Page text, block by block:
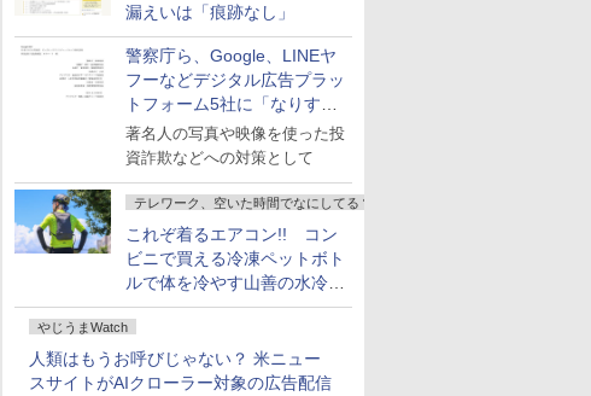
漏えいは「痕跡なし」
警察庁ら、Google、LINEヤ
フーなどデジタル広告プラッ
トフォーム5社に「なりすま
し詐欺広告」対策強化を要請
著名人の写真や映像を使った投
資詐欺などへの対策として
テレワーク、空いた時間でなにしてる？
これぞ着るエアコン!! コン
ビニで買える冷凍ペットボト
ルで体を冷やす山善の水冷ベ
ストがロードバイクにちょう
どいい【ぼっち・ざ・ろー
ど！その14】
やじうまWatch
人類はもうお呼びじゃない？ 米ニュー
スサイトがAIクローラー対象の広告配信